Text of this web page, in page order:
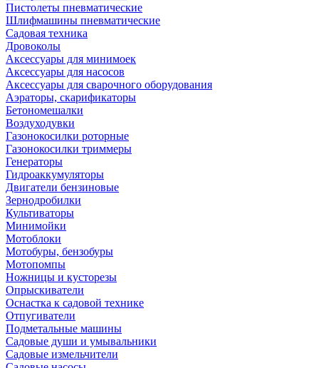
Пистолеты пневматические
Шлифмашины пневматические
Садовая техника
Дровоколы
Аксессуары для минимоек
Аксессуары для насосов
Аксессуары для сварочного оборудования
Аэраторы, скарификаторы
Бетономешалки
Воздуходувки
Газонокосилки роторные
Газонокосилки триммеры
Генераторы
Гидроаккумуляторы
Двигатели бензиновые
Зернодробилки
Культиваторы
Минимойки
Мотоблоки
Мотобуры, бензобуры
Мотопомпы
Ножницы и кусторезы
Опрыскиватели
Оснастка к садовой технике
Отпугиватели
Подметальные машины
Садовые души и умывальники
Садовые измельчители